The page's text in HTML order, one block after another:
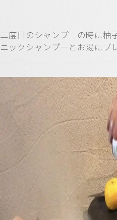
二度目のシャンプーの時に柚
ニックシャンプーとお湯にブ